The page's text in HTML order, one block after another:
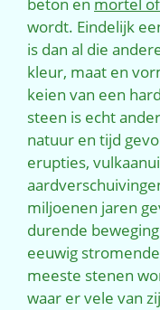
beton en mortel
wordt. Eindelijk
is dan al die
kleur, maat en
keien van een
steen is echt
natuur en tijd
erupties,
miljoenen jaren
durende
eeuwig
meeste stenen
waar er vele van